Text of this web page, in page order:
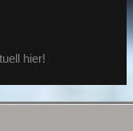
hier!